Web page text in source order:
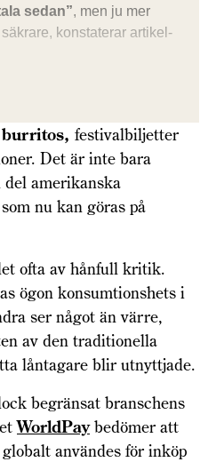
sedan”, men ju mer
konstaterar artikel­
festivalbiljetter
Det är inte bara
del amerikanska
nu kan göras på
ofta av hånfull kritik.
ögon konsumtionshets i
ser något än värre,
av den traditionella
låntagare blir utnyttjade.
begränsat branschens
WorldPaybedömer att
användes för inköp